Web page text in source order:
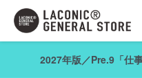
2027年版／Pre.9「仕